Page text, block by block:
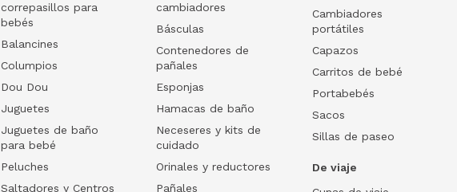
correpasillos para
bebés
Balancines
Columpios
Dou Dou
Juguetes
Juguetes de baño
para bebé
Peluches
Saltadores y Centros
cambiadores
Básculas
Contenedores de
pañales
Esponjas
Hamacas de baño
Neceseres y kits de
cuidado
Orinales y reductores
Pañales
Cambiadores
portátiles
Capazos
Carritos de bebé
Portabebés
Sacos
Sillas de paseo
De viaje